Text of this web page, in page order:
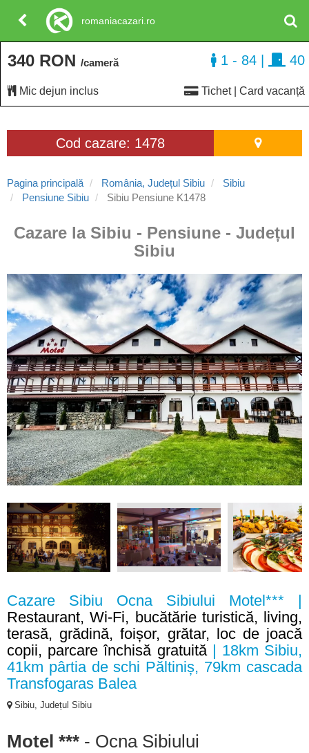
Cod cazare: 1478
Pagina principală România, Județul Sibiu
Sibiu
Pensiune Sibiu
Sibiu Pensiune K1478
Cazare la Sibiu - Pensiune - Județul
Sibiu
Cazare Sibiu Ocna Sibiului Motel*** |
Restaurant, Wi-Fi, bucătărie turistică, living,
terasă, grădină, foișor, grătar, loc de joacă
copii, parcare închisă gratuită| 18km Sibiu,
41km pârtia de schi Păltiniș, 79km cascada
Transfogaras Balea
Sibiu, Județul Sibiu
Motel *** - Ocna Sibiului
340 RON /cameră
Mic dejun inclus Tichet | Card vacanță
1 - 84 40
romaniacazari.ro